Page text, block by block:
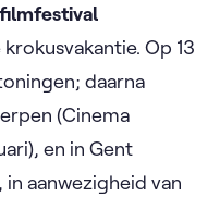
Op 13
daarna
(Cinema
en in Gent
aanwezigheid van